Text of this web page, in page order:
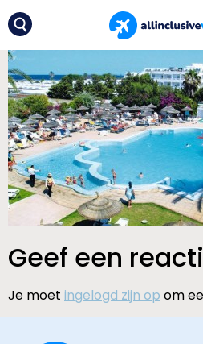
Geef een
Je moet ingelogd zijn op om